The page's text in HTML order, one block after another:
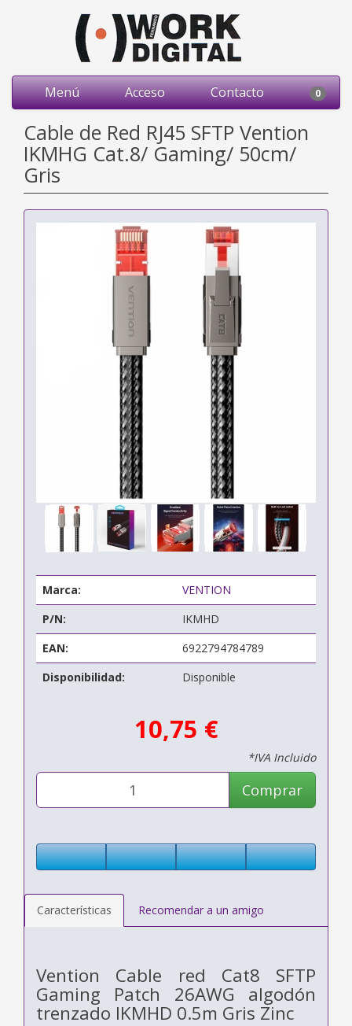
Menú Acceso Contacto 0
Cable de Red RJ45 SFTP Vention
IKMHG Cat.8/ Gaming/ 50cm/
Gris
Marca:
VENTION
P/N:
IKMHD
EAN:
6922794784789
Disponibilidad:
Disponible
10,75 €
*IVA Incluido
Comprar
Características Recomendar a un amigo
Vention Cable red Cat8 SFTP
Gaming Patch 26AWG algodón
trenzado IKMHD 0.5m Gris Zinc